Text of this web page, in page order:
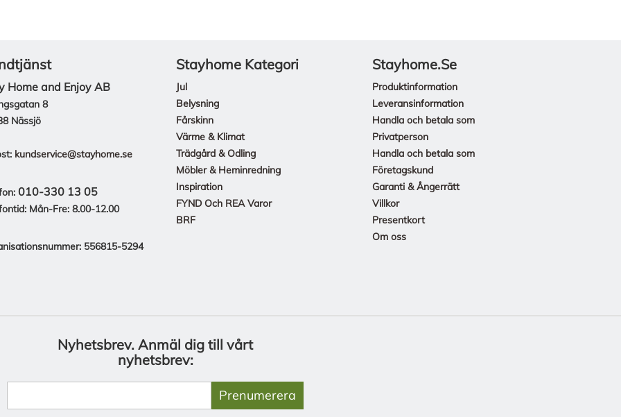
Home and Enjoy AB
8
Nässjö
kundservice@stayhome.se
010-330 13 05
Mån-Fre: 8.00-12.00
556815-5294
Stayhome Kategori
Jul
Belysning
Fårskinn
Värme & Klimat
Trädgård & Odling
Möbler & Heminredning
Inspiration
FYND Och REA Varor
BRF
Stayhome.se
Produktinformation
Leveransinformation
Handla och betala som
Privatperson
Handla och betala som
Företagskund
Garanti & Ångerrätt
Villkor
Presentkort
Om oss
Nyhetsbrev. Anmäl dig till vårt
nyhetsbrev:
Prenumerera